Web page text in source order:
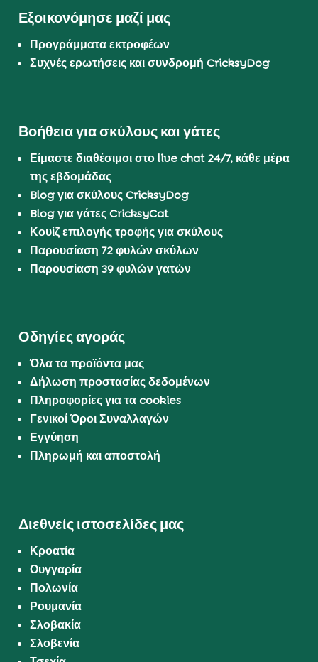
Εξοικονόμησε μαζί μας
Προγράμματα εκτροφέων
Συχνές ερωτήσεις και συνδρομή CricksyDog
Βοήθεια για σκύλους και γάτες
Είμαστε διαθέσιμοι στο live chat 24/7, κάθε μέρα
της εβδομάδας
Blog για σκύλους CricksyDog
Blog για γάτες CricksyCat
Κουίζ επιλογής τροφής για σκύλους
Παρουσίαση 72 φυλών σκύλων
Παρουσίαση 39 φυλών γατών
Οδηγίες αγοράς
Όλα τα προϊόντα μας
Δήλωση προστασίας δεδομένων
Πληροφορίες για τα cookies
Γενικοί Όροι Συναλλαγών
Εγγύηση
Πληρωμή και αποστολή
Διεθνείς ιστοσελίδες μας
Κροατία
Ουγγαρία
Πολωνία
Ρουμανία
Σλοβακία
Σλοβενία